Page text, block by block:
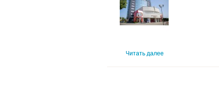
Читать далее